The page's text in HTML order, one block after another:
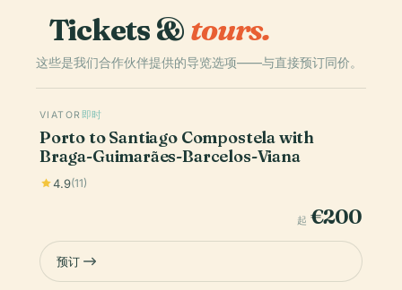
Tickets &tours.
这些是我们合作伙伴提供的导览选项——与直接预订同价。
VIATOR 即时
Porto to Santiago Compostela with
Braga-Guimarães-Barcelos-Viana
4.9(11)
起 €200
预订